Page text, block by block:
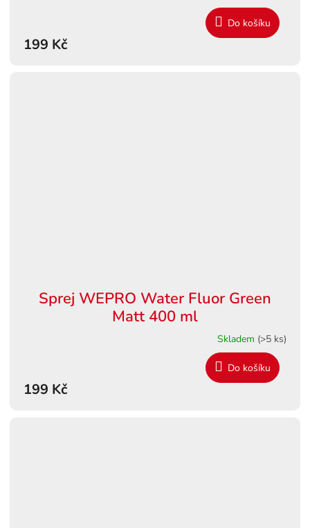
199 Kč
Do košíku
Sprej WEPRO Water Fluor Green
Matt 400 ml
Skladem (>5 ks)
199 Kč
Do košíku